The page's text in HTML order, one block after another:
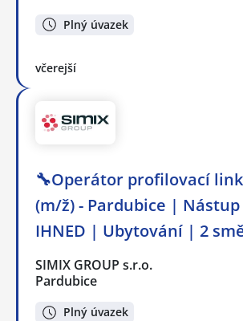
Plný úvazek
včerejší
🔧Operátor profilovací
(m/ž) - Pardubice | Nástup
IHNED | Ubytování | 2
SIMIX GROUP s.r.o.
Pardubice
Plný úvazek